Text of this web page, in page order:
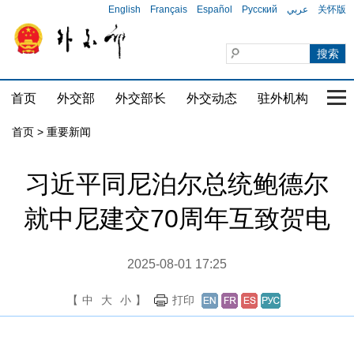
English Français Español Русский عربي 关怀版
首页 外交部 外交部长 外交动态 驻外机构 国
首页 > 重要新闻
习近平同尼泊尔总统鲍德尔
就中尼建交70周年互致贺电
2025-08-01 17:25
【 中 大 小 】 打印